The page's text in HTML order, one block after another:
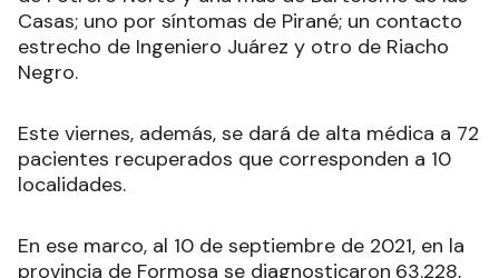
de Perín; una búsqueda activa de Belgrano, otra
de Potrero Norte y una más de Bartolomé de las
Casas; uno por síntomas de Pirané; un contacto
Negro.
Este viernes, además, se dará de alta médica a 72
localidades.